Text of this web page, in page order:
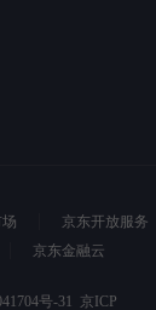
京东开放服务
京东金融云
号-31 京ICP